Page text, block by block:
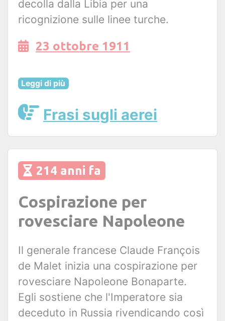
decolla dalla Libia per una
ricognizione sulle linee turche.
23 ottobre 1911
Leggi di più
Frasi sugli aerei
214 anni fa
Cospirazione per
rovesciare Napoleone
Il generale francese Claude François
de Malet inizia una cospirazione per
rovesciare Napoleone Bonaparte.
Egli sostiene che l'Imperatore sia
deceduto in Russia rivendicando così